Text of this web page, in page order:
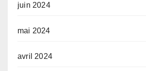
juin 2024
mai 2024
avril 2024